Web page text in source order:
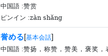
中国語 :赞赏
ピンイン :zàn shǎng
誉める[基本会話]
中国語 :赞扬，称赞，赞美，褒奖，